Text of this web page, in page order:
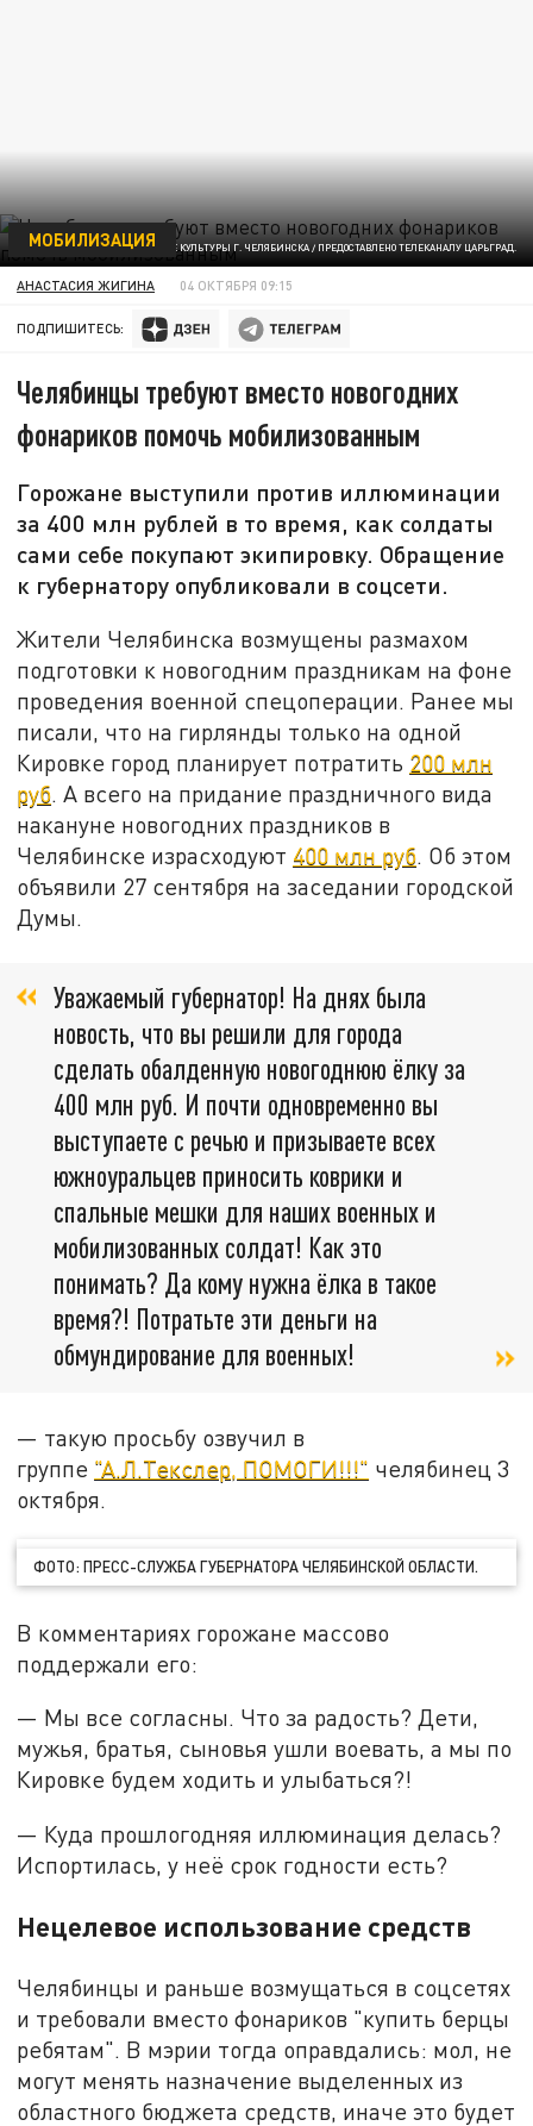
ФОТО: УПРАВЛЕНИЕ КУЛЬТУРЫ Г. ЧЕЛЯБИНСКА / ПРЕДОСТАВЛЕНО ТЕЛЕКАНАЛУ ЦАРЬГРАД.
МОБИЛИЗАЦИЯ
АНАСТАСИЯ ЖИГИНА 04 ОКТЯБРЯ 09:15
ПОДПИШИТЕСЬ:
Челябинцы требуют вместо новогодних
фонариков помочь мобилизованным
Горожане выступили против иллюминации
за 400 млн рублей в то время, как солдаты
сами себе покупают экипировку. Обращение
к губернатору опубликовали в соцсети.
Жители Челябинска возмущены размахом
подготовки к новогодним праздникам на фоне
проведения военной спецоперации. Ранее мы
писали, что на гирлянды только на одной
Кировке город планирует потратить 200 млн
руб. А всего на придание праздничного вида
накануне новогодних праздников в
Челябинске израсходуют 400 млн руб. Об этом
объявили 27 сентября на заседании городской
Думы.
Уважаемый губернатор! На днях была
новость, что вы решили для города
сделать обалденную новогоднюю ёлку за
400 млн руб. И почти одновременно вы
выступаете с речью и призываете всех
южноуральцев приносить коврики и
спальные мешки для наших военных и
мобилизованных солдат! Как это
понимать? Да кому нужна ёлка в такое
время?! Потратьте эти деньги на
обмундирование для военных!
— такую просьбу озвучил в
группе "А.Л.Текслер, ПОМОГИ!!!" челябинец 3
октября.
ФОТО: ПРЕСС-СЛУЖБА ГУБЕРНАТОРА ЧЕЛЯБИНСКОЙ ОБЛАСТИ.
В комментариях горожане массово
поддержали его:
— Мы все согласны. Что за радость? Дети,
мужья, братья, сыновья ушли воевать, а мы по
Кировке будем ходить и улыбаться?!
— Куда прошлогодняя иллюминация делась?
Испортилась, у неё срок годности есть?
Нецелевое использование средств
Челябинцы и раньше возмущаться в соцсетях
и требовали вместо фонариков "купить берцы
ребятам". В мэрии тогда оправдались: мол, не
могут менять назначение выделенных из
областного бюджета средств, иначе это будет